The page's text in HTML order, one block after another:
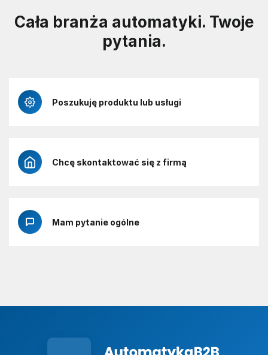
Cała branża automatyki. Twoje
pytania.
Poszukuję produktu lub usługi
Chcę skontaktować się z firmą
Mam pytanie ogólne